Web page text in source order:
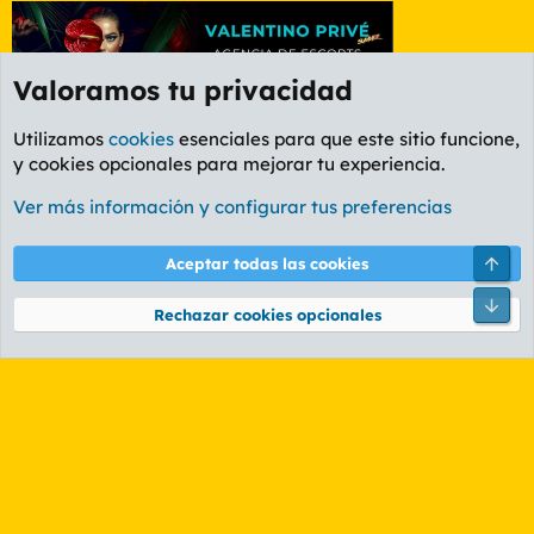
Foro General
Cookies
PL OLDSTYLE AMARILLO
Términos y reglas Política de privacidad Ayuda
Community platform by XenForo® © 2010-2026 XenForo Ltd.
Valoramos tu privacidad
Utilizamos cookies esenciales para que este sitio funcione,
y cookies opcionales para mejorar tu experiencia.
Ver más información y configurar tus preferencias
Aceptar todas las cookies
Rechazar cookies opcionales
Pie